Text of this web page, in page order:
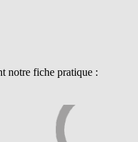
notre fiche pratique :